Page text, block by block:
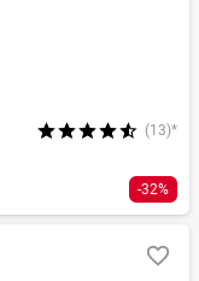
(13)*
-32%